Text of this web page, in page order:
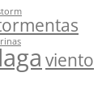
viento